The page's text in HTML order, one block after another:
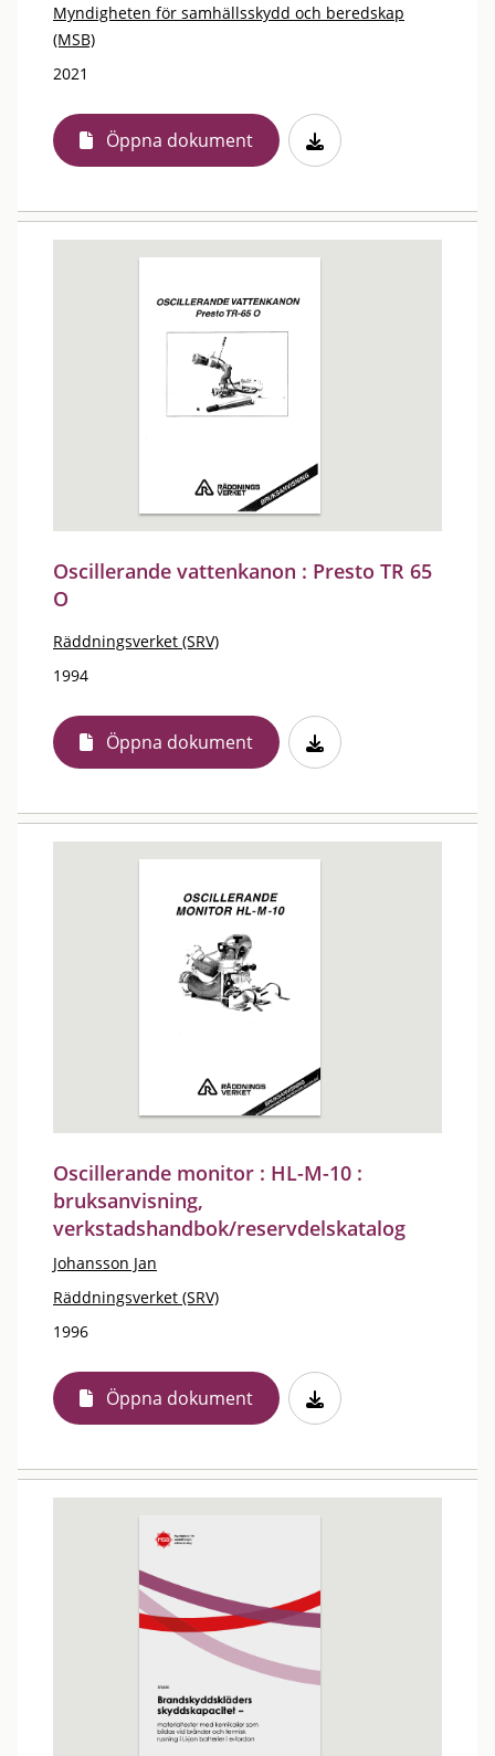
Myndigheten för samhällsskydd och beredskap
(MSB)
2021
Öppna dokument
Oscillerande vattenkanon : Presto TR 65
O
Räddningsverket (SRV)
1994
Öppna dokument
Oscillerande monitor : HL-M-10 :
bruksanvisning,
verkstadshandbok/reservdelskatalog
Johansson Jan
Räddningsverket (SRV)
1996
Öppna dokument